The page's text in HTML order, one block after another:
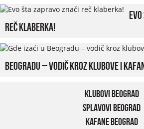
reč klaberka!
Beogradu – vodič kroz klubove i
Klubovi Beograd
Splavovi Beograd
Kafane Beograd